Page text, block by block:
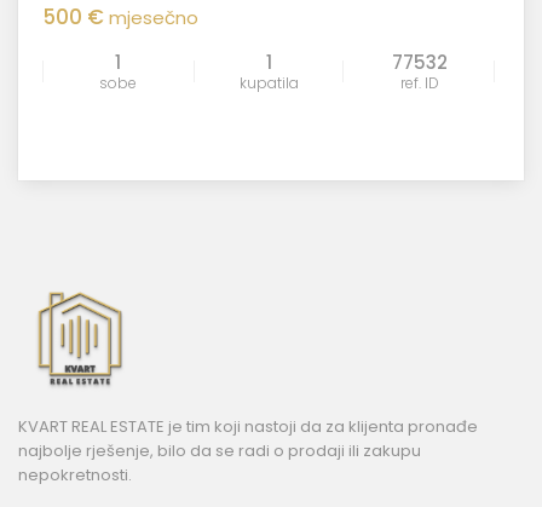
500 €mjesečno
1
sobe
1
kupatila
77532
ref. ID
KVART REAL ESTATE je tim koji nastoji da za klijenta pronađe
najbolje rješenje, bilo da se radi o prodaji ili zakupu
nepokretnosti.